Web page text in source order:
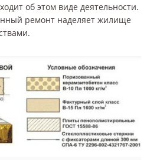
об этом виде деятельности.
ремонт наделяет жилище